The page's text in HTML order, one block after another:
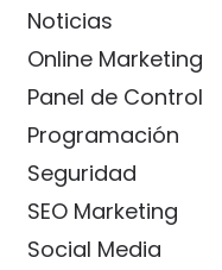
Noticias
Online Marketing
Panel de Control
Programación
Seguridad
SEO Marketing
Social Media